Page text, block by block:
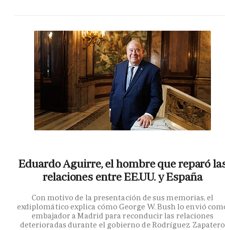
Eduardo Aguirre, el hombre que reparó
relaciones entre EE.UU. y España
Con motivo de la presentación de sus memorias, el
exdiplomático explica cómo George W. Bush lo envió
embajador a Madrid para reconducir las relaciones
deterioradas durante el gobierno de Rodríguez Zapatero